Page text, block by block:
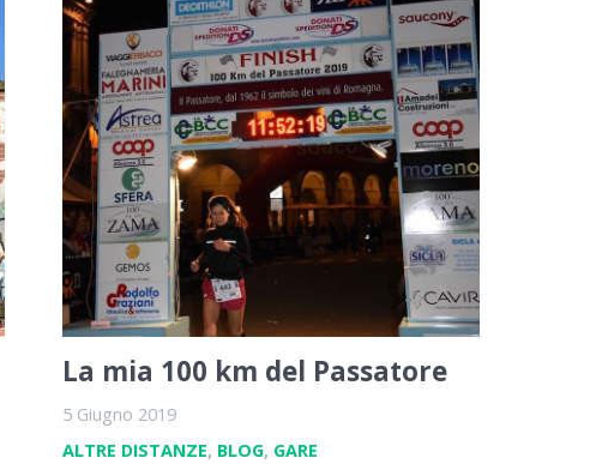
La mia 100 km del Passatore
5 Giugno 2019
ALTRE DISTANZE, BLOG, GARE